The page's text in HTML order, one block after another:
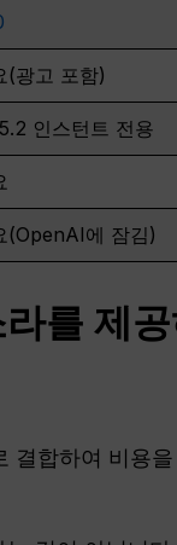
(광고 포함)
인스턴트 전용
(OpenAI에 잠김)
를 제
합하여 비용